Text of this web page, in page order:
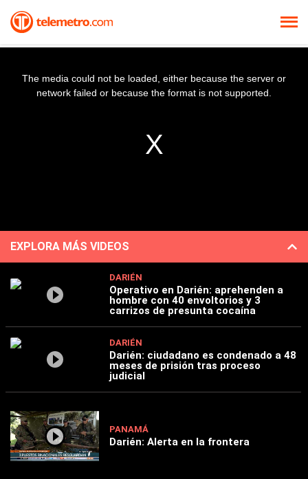
The media could not be loaded, either because the server or
network failed or because the format is not supported.
EXPLORA MÁS VIDEOS
DARIÉN
Operativo en Darién: aprehenden a
hombre con 40 envoltorios y 3
carrizos de presunta cocaína
DARIÉN
Darién: ciudadano es condenado a 48
meses de prisión tras proceso
judicial
PANAMÁ
Darién: Alerta en la frontera